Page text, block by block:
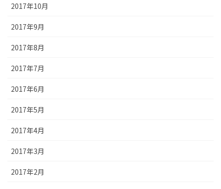
2017年10月
2017年9月
2017年8月
2017年7月
2017年6月
2017年5月
2017年4月
2017年3月
2017年2月